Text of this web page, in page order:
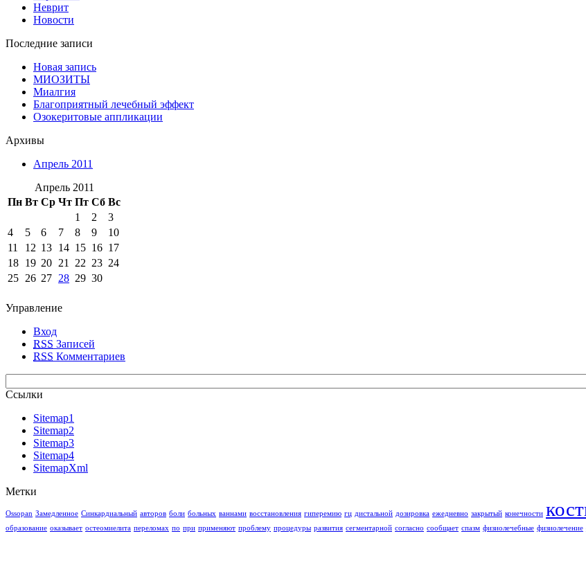
Неврит
Новости
Последние записи
Новая запись
МИОЗИТЫ
Миалгия
Благоприятный лечебный эффект
Озокеритовые аппликации
Архивы
Апрель 2011
Апрель 2011
Пн Вт Ср Чт Пт Сб Вс
1
2
3
4
5 6 7 8 9
10
11
12 13 14 15 16 17
18 19 20 21 22 23 24
25 26 27 28 29 30
Управление
Вход
RSS Записей
RSS Комментариев
Ссылки
Sitemap1
Sitemap2
Sitemap3
Sitemap4
SitemapXml
Метки
Ossopan Замедленное Синкардиальный авторов боли больных ваннами восстановления гиперемию гц дистальной дозировка ежедневно закрытый конечности
образование оказывает остеомиелита переломах по при применяют проблему процедуры развития сегментарной согласно сообщает спазм физиолечебные физиолечение